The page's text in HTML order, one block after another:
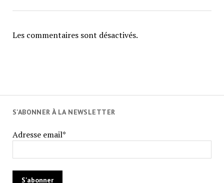
Les commentaires sont désactivés.
S'ABONNER À LA NEWSLETTER
Adresse email*